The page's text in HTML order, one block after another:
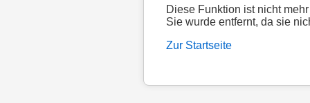
Diese Funktion ist nicht
Sie wurde entfernt, da sie
Zur Startseite